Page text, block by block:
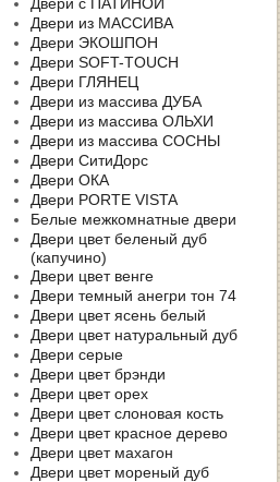
Двери из МАССИВА
Двери ЭКОШПОН
Двери SOFT-TOUCH
Двери ГЛЯНЕЦ
Двери из массива ДУБА
Двери из массива ОЛЬХИ
Двери из массива СОСНЫ
Двери СитиДорс
Двери ОКА
Двери PORTE VISTA
Белые межкомнатные двери
Двери цвет беленый дуб
(капучино)
Двери цвет венге
Двери темный анегри тон 74
Двери цвет ясень белый
Двери цвет натуральный дуб
Двери серые
Двери цвет брэнди
Двери цвет орех
Двери цвет слоновая кость
Двери цвет красное дерево
Двери цвет махагон
Двери цвет мореный дуб